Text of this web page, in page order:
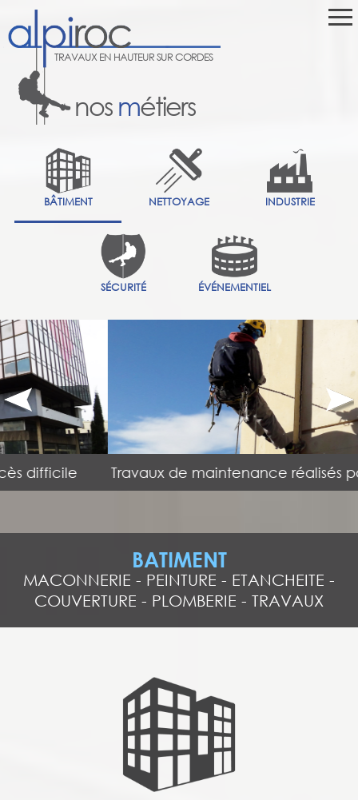
TRAVAUX EN HAUTEUR SUR CORDES
nos métiers
BÂTIMENT NETTOYAGE INDUSTRIE
SÉCURITÉ ÉVÉNEMENTIEL
Travaux de maintenance réalisés par nos cordistes
BATIMENT
MACONNERIE - PEINTURE - ETANCHEITE -
COUVERTURE - PLOMBERIE - TRAVAUX